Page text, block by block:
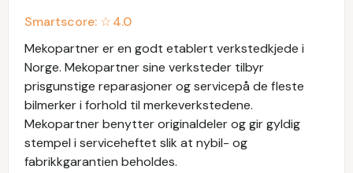
Smartscore: ☆4.0
Mekopartner er en godt etablert verkstedkjede i
Norge. Mekopartner sine verksteder tilbyr
prisgunstige reparasjoner og servicepå de fleste
bilmerker i forhold til merkeverkstedene.
Mekopartner benytter originaldeler og gir gyldig
stempel i serviceheftet slik at nybil- og
fabrikkgarantien beholdes.